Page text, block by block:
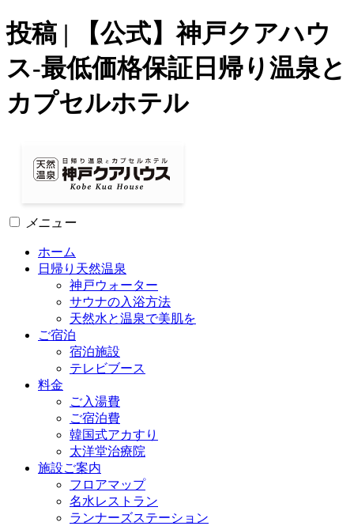
投稿 | 【公式】神戸クアハウ
ス-最低価格保証日帰り温泉と
カプセルホテル
メニュー
ホーム
日帰り天然温泉
神戸ウォーター
サウナの入浴方法
天然水と温泉で美肌を
ご宿泊
宿泊施設
テレビブース
料金
ご入湯費
ご宿泊費
韓国式アカすり
太洋堂治療院
施設ご案内
フロアマップ
名水レストラン
ランナーズステーション